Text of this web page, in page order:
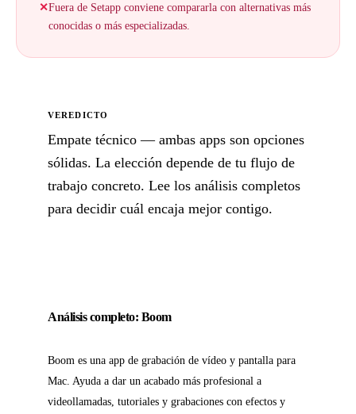
✕Fuera de Setapp conviene compararla con alternativas más
conocidas o más especializadas.
VEREDICTO
Empate técnico — ambas apps son opciones
sólidas. La elección depende de tu flujo de
trabajo concreto. Lee los análisis completos
para decidir cuál encaja mejor contigo.
Análisis completo: Boom
Boom es una app de grabación de vídeo y pantalla para
Mac. Ayuda a dar un acabado más profesional a
videollamadas, tutoriales y grabaciones con efectos y